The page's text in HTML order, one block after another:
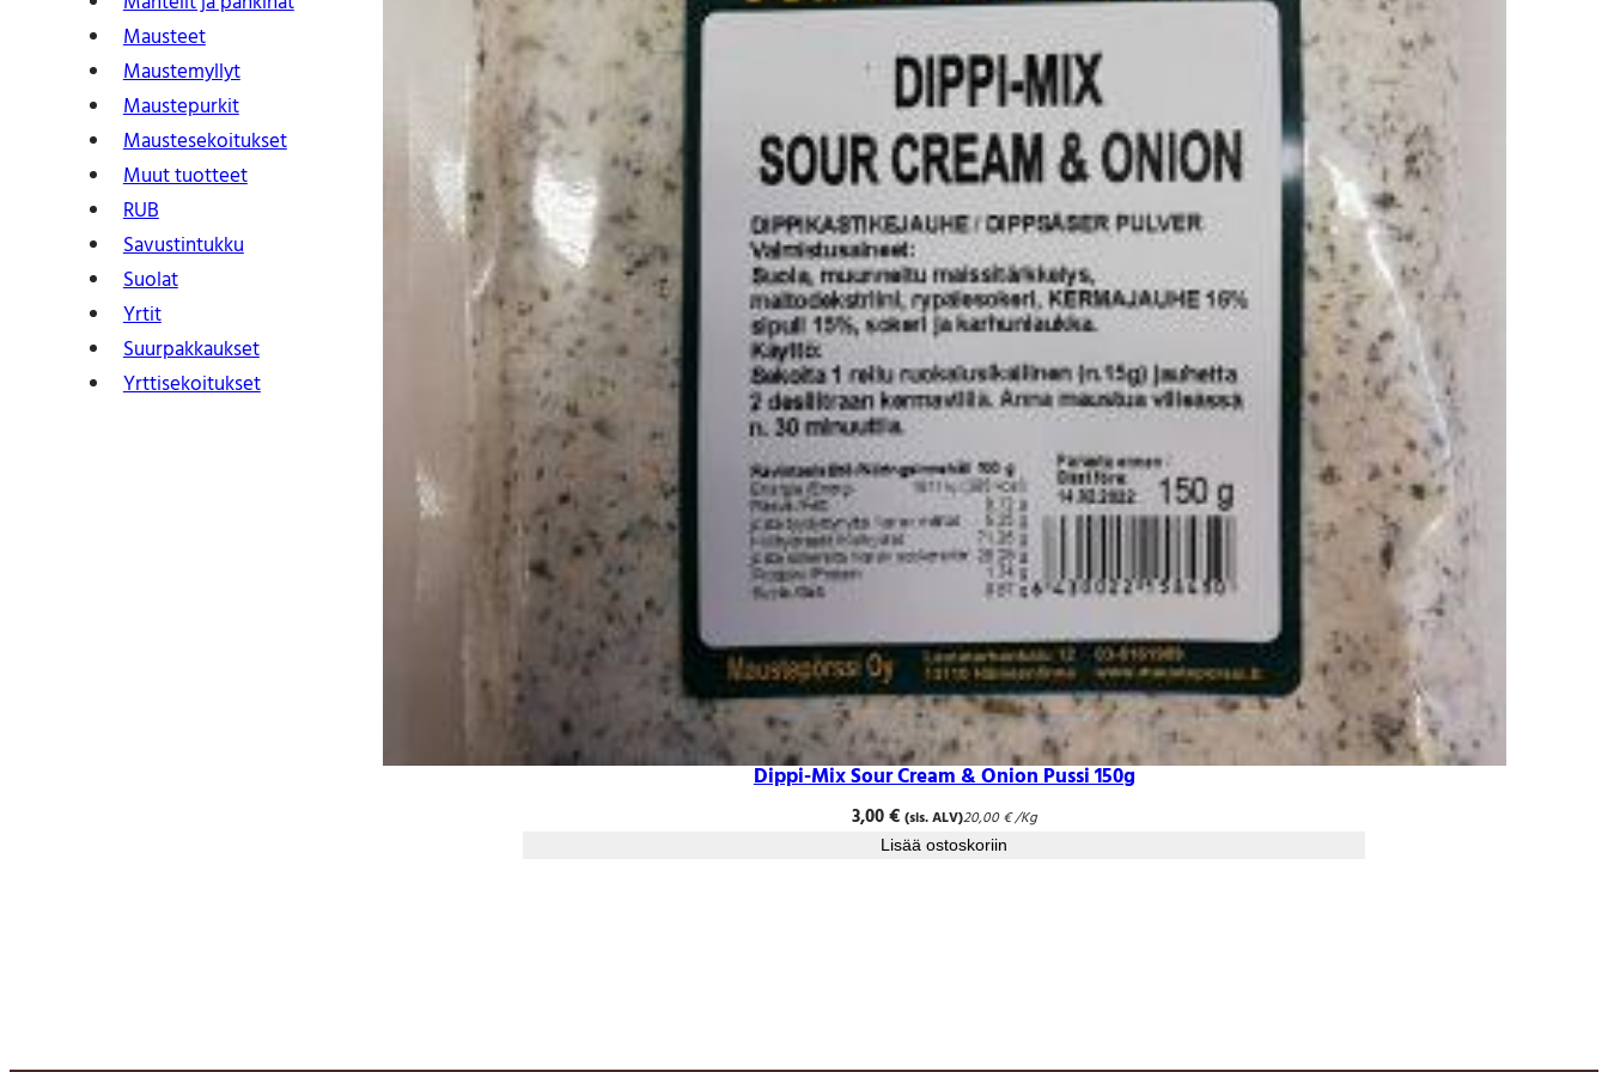
Mausteet
Maustemyllyt
Maustepurkit
Mauste­sekoitukset
Muut tuotteet
RUB
Savustintukku
Suolat
Yrtit
Suur­pakkaukset
Yrtti­sekoitukset
Dippi-Mix Sour Cream & Onion Pussi 150g
3,00€ (sis. ALV)20,00€/Kg
Lisää ostoskoriin